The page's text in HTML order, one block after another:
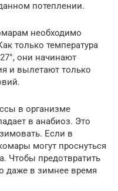
потеплении.
необходимо
только температура
они начинают
и вылетают только
в организме
в анабиоз. Это
Если в
могут проснуться
Чтобы предотвратить
даже в зимнее время